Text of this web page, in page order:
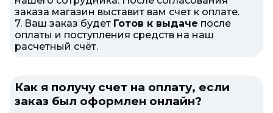
заказа магазин выставит вам счет к оплате.
7. Ваш заказ будет Готов к выдаче после
оплаты и поступления средств на наш
расчетный счёт.
Как я получу счет на оплату, если
заказ был оформлен онлайн?